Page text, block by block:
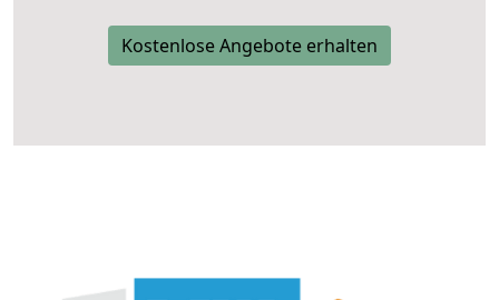
Kostenlose Angebote erhalten